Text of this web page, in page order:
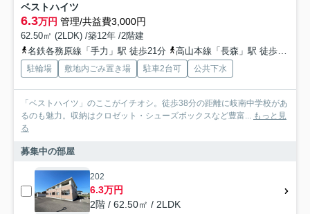
ベストハイツ
6.3万円 管理/共益費3,000円
62.50㎡ (2LDK) /築12年 /2階建
名鉄各務原線「手力」駅 徒歩21分
高山本線「長森」駅 徒歩26分
駐輪場 敷地内ごみ置き場 駐車2台可 公共下水
「ベストハイツ」のここがイチオシ。徒歩38分の距離に岐南中学校があ
るのも魅力。収納はクロゼット・シューズボックスなど豊富... もっと見
る
募集中の部屋
202
6.3万円
2階 / 62.50㎡ / 2LDK